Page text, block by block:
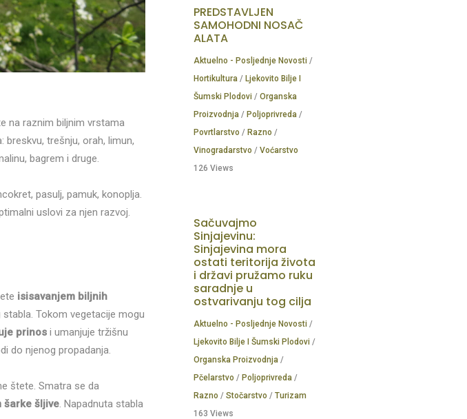
na raznim biljnim vrstama
breskvu, trešnju, orah, limun,
bagrem i druge.
pasulj, pamuk, konoplja.
uslovi za njen razvoj.
isisavanjem biljnih
Tokom vegetacije mogu
prinos i umanjuje tržišnu
do njenog propadanja.
štete. Smatra se da
šarke šljive. Napadnuta stabla
PREDSTAVLJEN
SAMOHODNI NOSAČ
ALATA
Aktuelno - Posljednje Novosti /
Hortikultura / Ljekovito Bilje I
Šumski Plodovi / Organska
Proizvodnja / Poljoprivreda /
Povrtlarstvo / Razno /
Vinogradarstvo / Voćarstvo
126 Views
Sačuvajmo
Sinjajevinu:
Sinjajevina mora
ostati teritorija života
i državi pružamo ruku
saradnje u
ostvarivanju tog cilja
Aktuelno - Posljednje Novosti /
Ljekovito Bilje I Šumski Plodovi /
Organska Proizvodnja /
Pčelarstvo / Poljoprivreda /
Razno / Stočarstvo / Turizam
163 Views